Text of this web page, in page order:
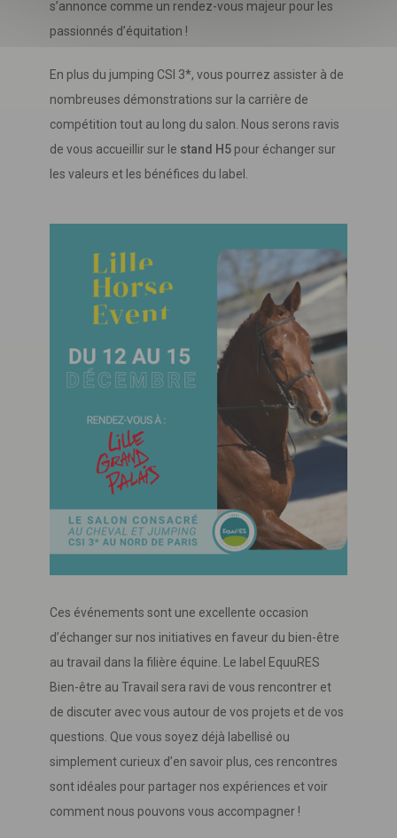
s’annonce comme un rendez-vous majeur pour les
passionnés d’équitation !
En plus du jumping CSI 3*, vous pourrez assister à de
nombreuses démonstrations sur la carrière de
compétition tout au long du salon. Nous serons ravis
de vous accueillir sur le stand H5 pour échanger sur
les valeurs et les bénéfices du label.
Ces événements sont une excellente occasion
d’échanger sur nos initiatives en faveur du bien-être
au travail dans la filière équine. Le label EquuRES
Bien-être au Travail sera ravi de vous rencontrer et
de discuter avec vous autour de vos projets et de vos
questions. Que vous soyez déjà labellisé ou
simplement curieux d’en savoir plus, ces rencontres
sont idéales pour partager nos expériences et voir
comment nous pouvons vous accompagner !